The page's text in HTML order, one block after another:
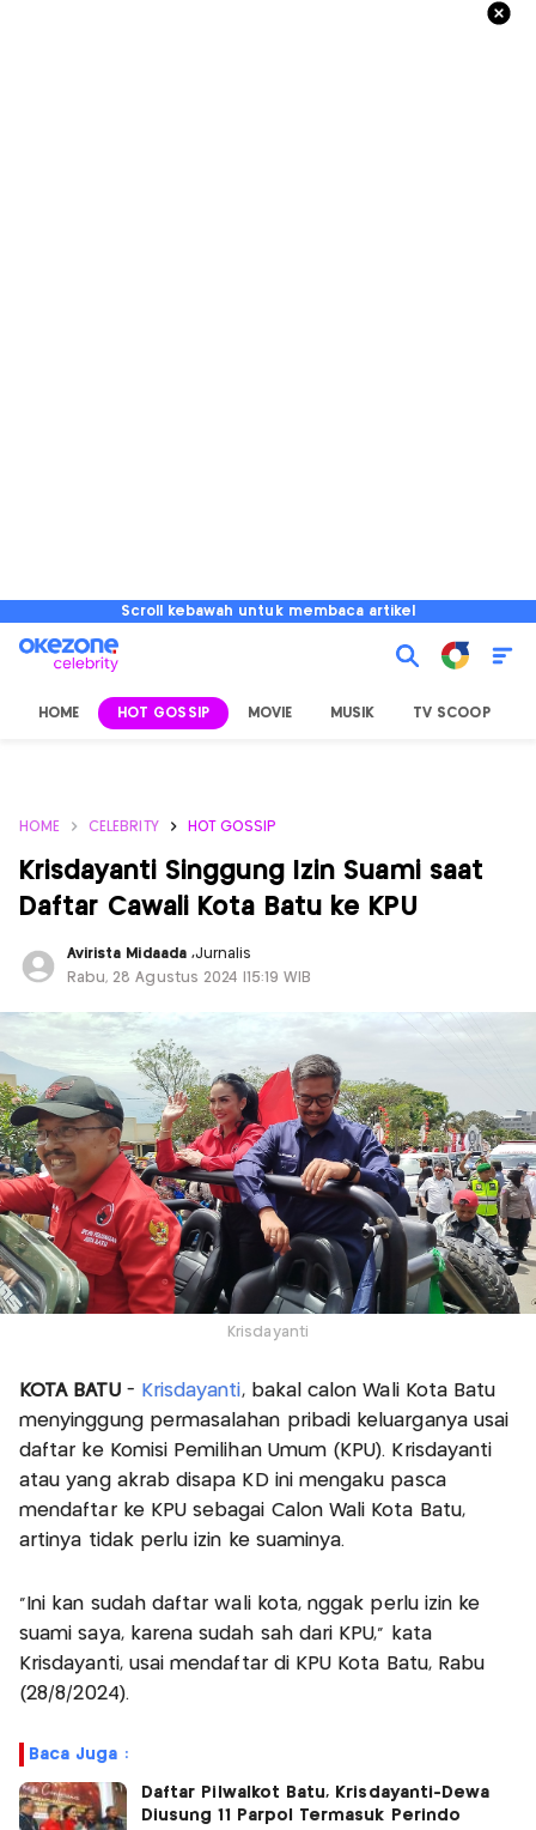
Scroll kebawah untuk membaca artikel
HOME HOT GOSSIP MOVIE MUSIK TV SCOOP
HOME CELEBRITY HOT GOSSIP
Krisdayanti Singgung Izin Suami saat
Daftar Cawali Kota Batu ke KPU
Avirista Midaada ,Jurnalis
Rabu, 28 Agustus 2024 |15:19 WIB
Krisdayanti
KOTA BATU- Krisdayanti, bakal calon Wali Kota Batu
menyinggung permasalahan pribadi keluarganya usai
daftar ke Komisi Pemilihan Umum (KPU). Krisdayanti
atau yang akrab disapa KD ini mengaku pasca
mendaftar ke KPU sebagai Calon Wali Kota Batu,
artinya tidak perlu izin ke suaminya.
"Ini kan sudah daftar wali kota, nggak perlu izin ke
suami saya, karena sudah sah dari KPU," kata
Krisdayanti, usai mendaftar di KPU Kota Batu, Rabu
(28/8/2024).
Baca Juga :
Daftar Pilwalkot Batu, Krisdayanti-Dewa
Diusung 11 Parpol Termasuk Perindo